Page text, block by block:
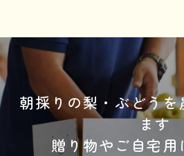
朝採りの梨・ぶどうを
ます
贈り物やご自宅用